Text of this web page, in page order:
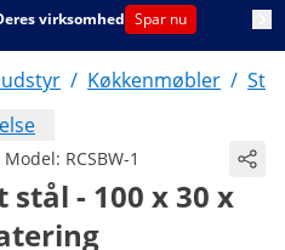
virksomhed Spar nu
/ Køkkenmøbler /
Model: RCSBW-1
- 100 x 30 x